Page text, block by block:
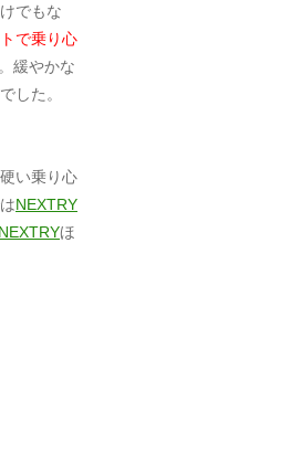
でもな
で乗り心
緩やかな
した。
い乗り心
NEXTRY
NEXTRYほ